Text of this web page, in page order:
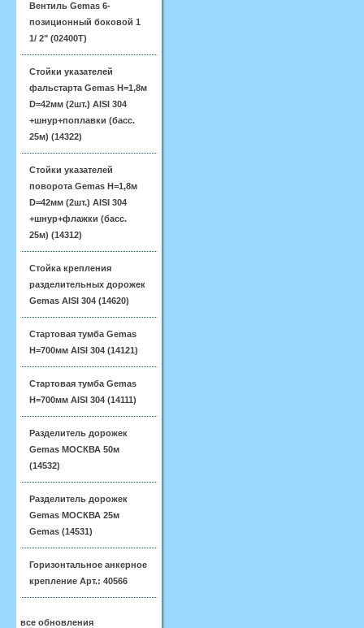
Вентиль Gemas 6-
позиционный боковой 1
1/ 2" (02400T)
Стойки указателей
фальстарта Gemas H=1,8м
D=42мм (2шт.) AISI 304
+шнур+поплавки (басс.
25м) (14322)
Стойки указателей
поворота Gemas H=1,8м
D=42мм (2шт.) AISI 304
+шнур+флажки (басс.
25м) (14312)
Стойка крепления
разделительных дорожек
Gemas AISI 304 (14620)
Стартовая тумба Gemas
H=700мм AISI 304 (14121)
Стартовая тумба Gemas
H=700мм AISI 304 (14111)
Разделитель дорожек
Gemas МОСКВА 50м
(14532)
Разделитель дорожек
Gemas МОСКВА 25м
Gemas (14531)
Горизонтальное анкерное
крепление Арт.: 40566
все обновления